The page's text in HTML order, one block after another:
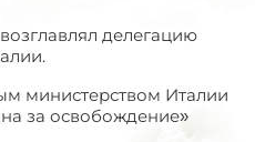
делегацию
министерством Италии
за освобождение»